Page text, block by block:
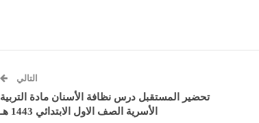
التالي
تحضير المستقبل درس نظافة الأسنان مادة التربية
الأسرية الصف الاول الابتدائي 1443 هـ